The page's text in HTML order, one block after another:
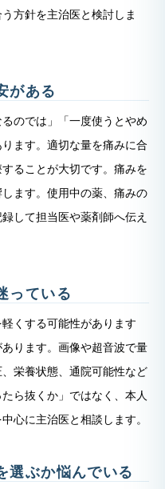
方針を主治医と検討しま
がある
のでは」「一度使うとやめ
ます。適切な量を痛みに合
ることが大切です。痛みを
ます。使用中の薬、痛みの
して担当医や薬剤師へ伝え
っている
くする可能性があります
ります。画像や超音波で量
栄養状態、通院可能性など
ら抜くか」ではなく、本人
心に主治医と相談します。
選ぶか悩んでいる